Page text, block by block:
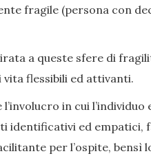
fragile (persona con
a queste sfere di
vita flessibili ed attivanti.
in cui
ed empatici,
per l’ospite, bensì